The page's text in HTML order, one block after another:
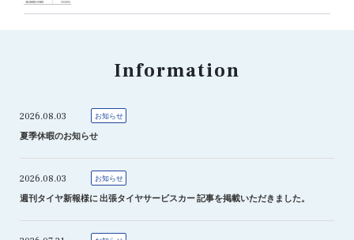
Information
2026.08.03 お知らせ
夏季休暇のお知らせ
2026.08.03 お知らせ
週刊タイヤ新報様に 出張タイヤサービスカー 記事を掲載いただきました。